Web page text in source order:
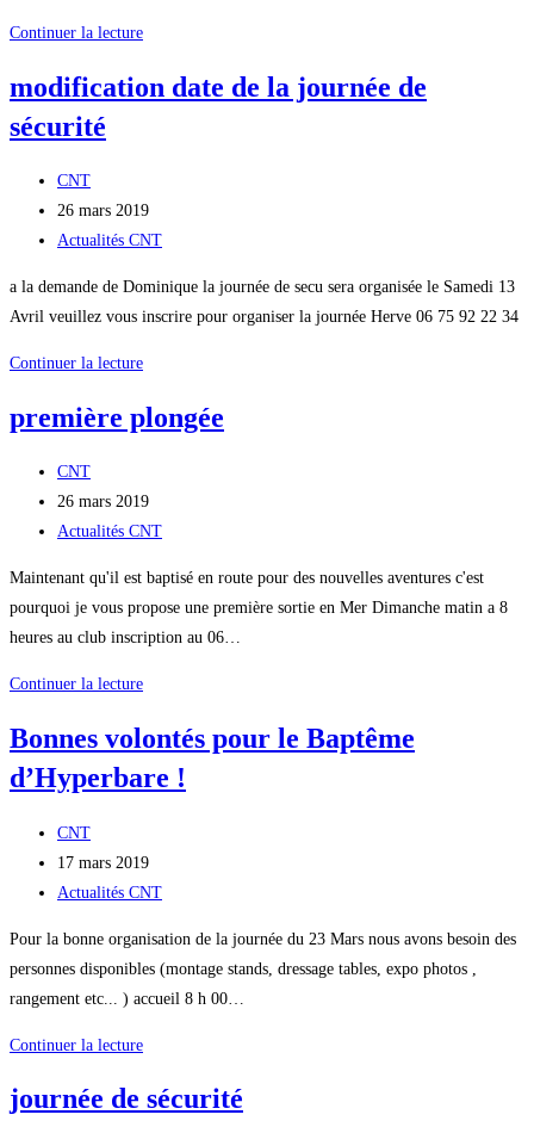
Continuer la lecturejournée
securité
modification date de la journée de
sécurité
Auteur/autrice
de
la
CNT
Publication
publiée :
26 mars 2019
Post
Actualités CNT
a la demande de Dominique la journée de secu sera organisée le Samedi 13
Avril veuillez vous inscrire pour organiser la journée Herve 06 75 92 22 34
Continuer la lecturemodification
de
de
sécurité
première plongée
Auteur/autrice
de
la
CNT
Publication
publiée :
26 mars 2019
Post
Actualités CNT
Maintenant qu'il est baptisé en route pour des nouvelles aventures c'est
pourquoi je vous propose une première sortie en Mer Dimanche matin a 8
heures au club inscription au 06…
Continuer la lecturepremière
Bonnes volontés pour le Baptême
d’Hyperbare !
Auteur/autrice
de
la
CNT
Publication
publiée :
17 mars 2019
Post
Actualités CNT
Pour la bonne organisation de la journée du 23 Mars nous avons besoin des
personnes disponibles (montage stands, dressage tables, expo photos ,
rangement etc... ) accueil 8 h 00…
Continuer la lectureBonnes
pour
journée de sécurité